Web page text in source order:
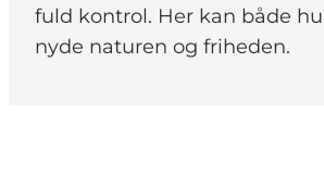
fuld kontrol. Her kan både
nyde naturen og friheden.